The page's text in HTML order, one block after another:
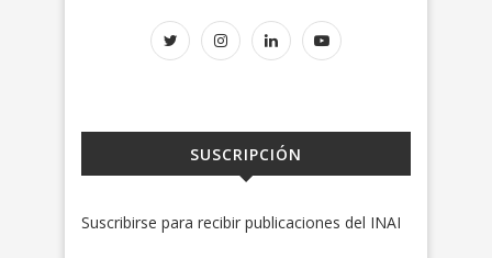
SUSCRIPCIÓN
Suscribirse para recibir publicaciones del INAI